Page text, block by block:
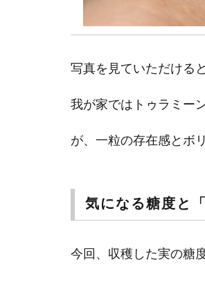
写真を見ていただける
我が家ではトゥラミー
が、一粒の存在感とボ
気になる糖度と
今回、収穫した実の糖